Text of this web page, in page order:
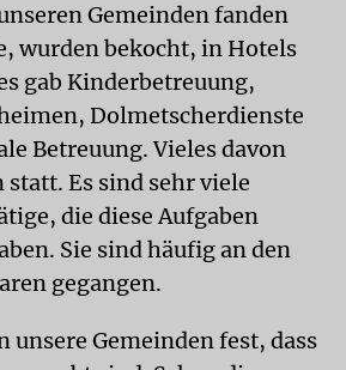
Gemeinden fanden
wurden bekocht, in Hotels
gab Kinderbetreuung,
Dolmetscherdienste
Betreuung. Vieles davon
Es sind sehr viele
die diese Aufgaben
Sie sind häufig an den
gegangen.
unsere Gemeinden fest, dass